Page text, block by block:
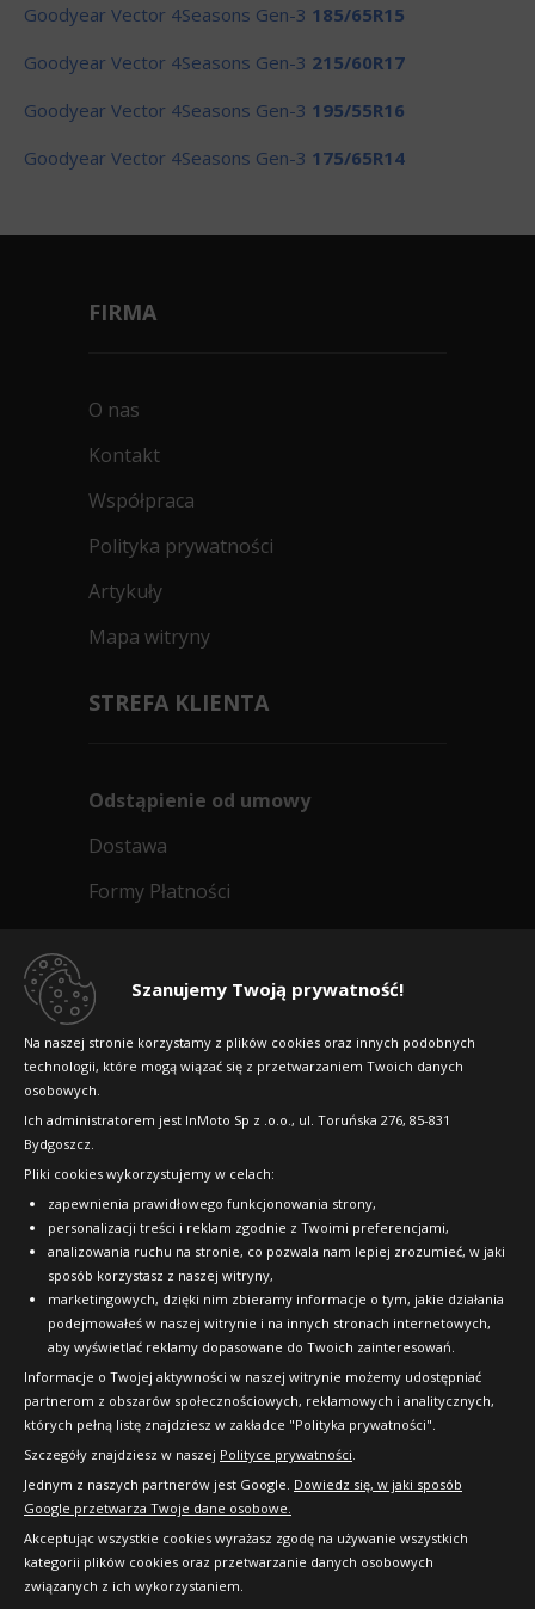
Szanujemy Twoją prywatność!
Na naszej stronie korzystamy z plików cookies oraz innych podobnych
technologii, które mogą wiązać się z przetwarzaniem Twoich danych
osobowych.
Ich administratorem jest InMoto Sp z .o.o., ul. Toruńska 276, 85-831
Bydgoszcz.
Pliki cookies wykorzystujemy w celach:
zapewnienia prawidłowego funkcjonowania strony,
personalizacji treści i reklam zgodnie z Twoimi preferencjami,
analizowania ruchu na stronie, co pozwala nam lepiej zrozumieć, w jaki
sposób korzystasz z naszej witryny,
marketingowych, dzięki nim zbieramy informacje o tym, jakie działania
podejmowałeś w naszej witrynie i na innych stronach internetowych,
aby wyświetlać reklamy dopasowane do Twoich zainteresowań.
Informacje o Twojej aktywności w naszej witrynie możemy udostępniać
partnerom z obszarów społecznościowych, reklamowych i analitycznych,
których pełną listę znajdziesz w zakładce "Polityka prywatności".
Szczegóły znajdziesz w naszej Polityce prywatności.
Jednym z naszych partnerów jest Google. Dowiedz się, w jaki sposób
Google przetwarza Twoje dane osobowe.
Akceptując wszystkie cookies wyrażasz zgodę na używanie wszystkich
kategorii plików cookies oraz przetwarzanie danych osobowych
związanych z ich wykorzystaniem.
Goodyear Vector 4Seasons Gen-3 185/65R15
Goodyear Vector 4Seasons Gen-3 215/60R17
Goodyear Vector 4Seasons Gen-3 195/55R16
Goodyear Vector 4Seasons Gen-3 175/65R14
FIRMA
O nas
Kontakt
Współpraca
Polityka prywatności
Artykuły
Mapa witryny
STREFA KLIENTA
Odstąpienie od umowy
Dostawa
Formy Płatności
Dlaczego warto kupić w 24opony.pl
Raty
FAQ
OFICJALNY PARTNER